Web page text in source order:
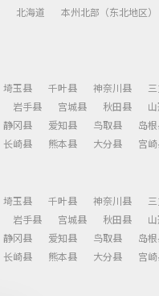
北海道 本州北部（东北地区）
埼玉县 千叶县 神奈川县
岩手县 宫城县 秋田县
静冈县 爱知县 鸟取县 岛
长崎县 熊本县 大分县 宫
埼玉县 千叶县 神奈川县
岩手县 宫城县 秋田县
静冈县 爱知县 鸟取县 岛
长崎县 熊本县 大分县 宫